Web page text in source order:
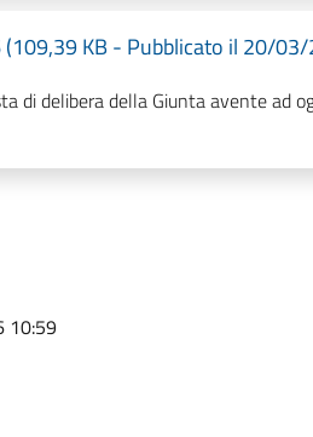
KB - Pubblicato il 20/
di delibera della Giunta avente ad
10:59